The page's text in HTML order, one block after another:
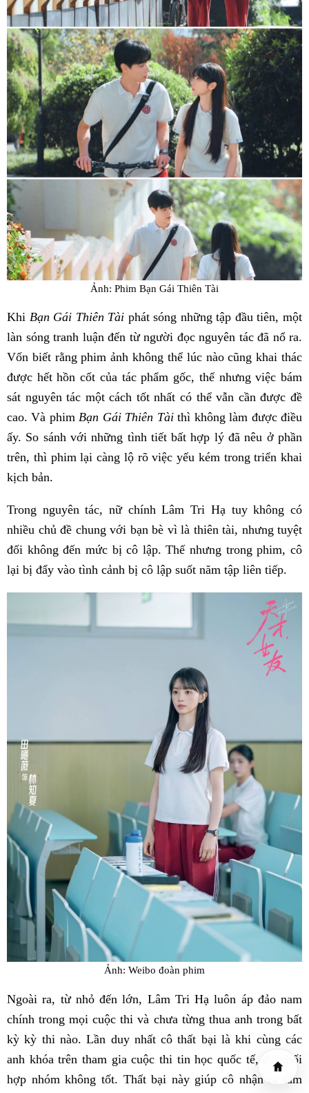
Ảnh: Phim Bạn Gái Thiên Tài
Khi Bạn Gái Thiên Tài phát sóng những tập đầu tiên, một
làn sóng tranh luận đến từ người đọc nguyên tác đã nổ ra.
Vốn biết rằng phim ảnh không thể lúc nào cũng khai thác
được hết hồn cốt của tác phẩm gốc, thế nhưng việc bám
sát nguyên tác một cách tốt nhất có thể vẫn cần được đề
cao. Và phimBạn Gái Thiên Tàithì không làm được điều
ấy. So sánh với những tình tiết bất hợp lý đã nêu ở phần
trên, thì phim lại càng lộ rõ việc yếu kém trong triển khai
kịch bản.
Trong nguyên tác, nữ chính Lâm Tri Hạ tuy không có
nhiều chủ đề chung với bạn bè vì là thiên tài, nhưng tuyệt
đối không đến mức bị cô lập. Thế nhưng trong phim, cô
lại bị đẩy vào tình cảnh bị cô lập suốt năm tập liên tiếp.
Ảnh: Weibo đoàn phim
Ngoài ra, từ nhỏ đến lớn, Lâm Tri Hạ luôn áp đảo nam
chính trong mọi cuộc thi và chưa từng thua anh trong bất
kỳ kỳ thi nào. Lần duy nhất cô thất bại là khi cùng các
anh khóa trên tham gia cuộc thi tin học quốc tế, do phối
hợp nhóm không tốt. Thất bại này giúp cô nhận ra tầm